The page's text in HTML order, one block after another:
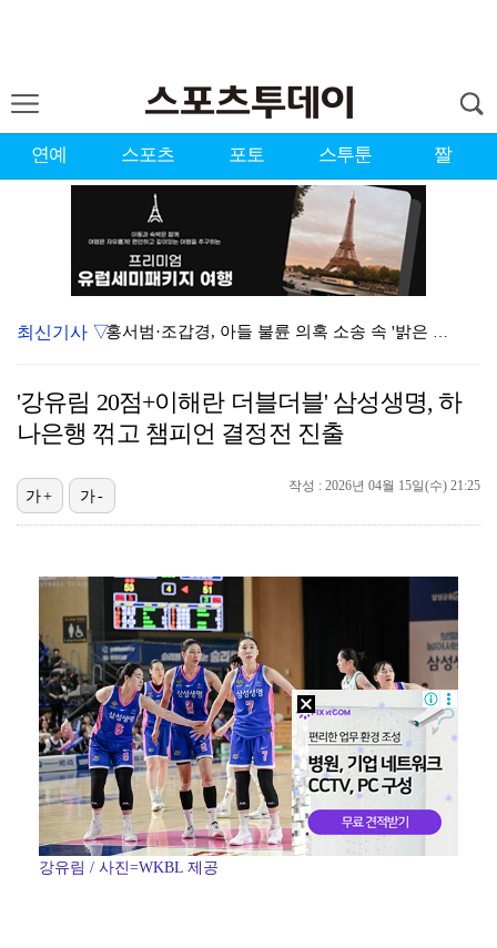
연예 스포츠 포토 스투툰 짤
홍서범·조갑경, 아들 불륜 의혹 소송 속 '밝은 근황'…
'리틀 김연경' 손서연 28점 폭발…U17 여자배구, …
'호프', 글로벌 순항…토론토 영화제 미드나잇 매드니스…
데이식스 영케이, '사운드플래닛페스티벌' 출격…첫 솔로…
[ST포토] 문정민, 자신감 가득
[ST포토] 문정민, 버디 성공
[ST포토] 문정민, 안정된 퍼팅
최신기사 ▽
'강유림 20점+이해란 더블더블' 삼성생명, 하
나은행 꺾고 챔피언 결정전 진출
작성 : 2026년 04월 15일(수) 21:25
가+ 가-
강유림 / 사진=WKBL 제공